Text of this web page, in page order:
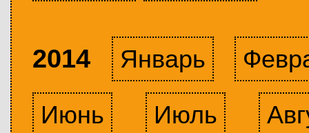
2014 Январь
Июнь
Июль